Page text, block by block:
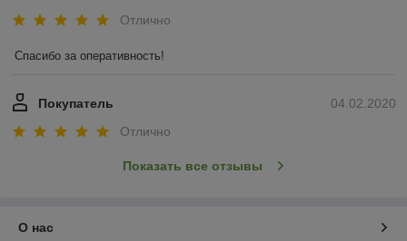
Отлично
Спасибо за оперативность!
04.02.2020
Покупатель
Отлично
Показать все отзывы
О нас